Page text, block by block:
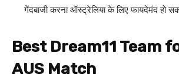
गेंदबाजी करना ऑस्ट्रेलिया के लिए फायदेमंद हो
Best Dream11 Team
AUS Match